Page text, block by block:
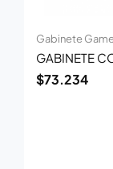
Gabinete
GABINETE
$73.234